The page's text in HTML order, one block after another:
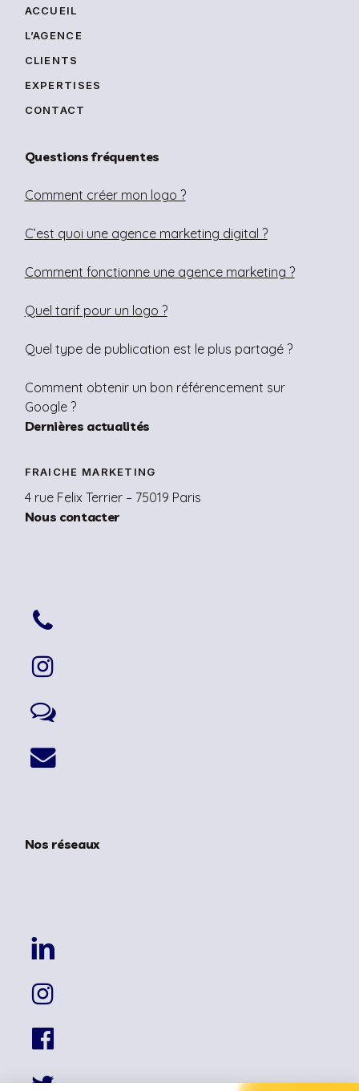
ACCUEIL
L’AGENCE
CLIENTS
EXPERTISES
CONTACT
Questions fréquentes
Comment créer mon logo ?
C’est quoi une agence marketing digital ?
Comment fonctionne une agence marketing ?
Quel tarif pour un logo ?
Quel type de publication est le plus partagé ?
Comment obtenir un bon référencement sur
Google ?
Dernières actualités
FRAICHE MARKETING
4 rue Felix Terrier – 75019 Paris
Nous contacter
Nos réseaux